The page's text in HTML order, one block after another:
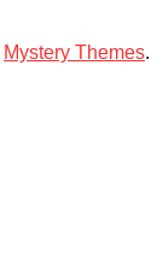
Mystery Themes.